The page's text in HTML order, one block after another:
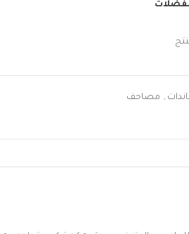
, مصاحف